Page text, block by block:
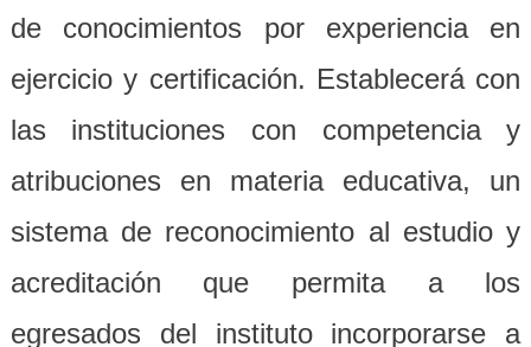
de conocimientos por experiencia en
ejercicio y certificación. Establecerá con
las instituciones con competencia y
atribuciones en materia educativa, un
sistema de reconocimiento al estudio y
acreditación que permita a los
egresados del instituto incorporarse a